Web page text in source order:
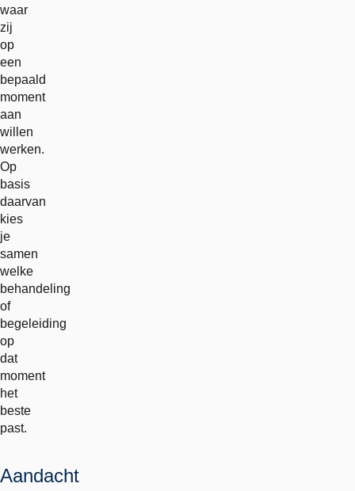
waar
zij
op
een
bepaald
moment
aan
willen
werken.
Op
basis
daarvan
kies
je
samen
welke
behandeling
of
begeleiding
op
dat
moment
het
beste
past.
Aandacht